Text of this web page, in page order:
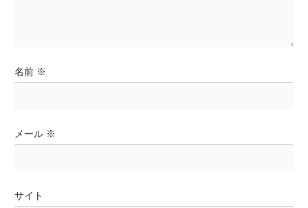
名前 ※
メール ※
サイト